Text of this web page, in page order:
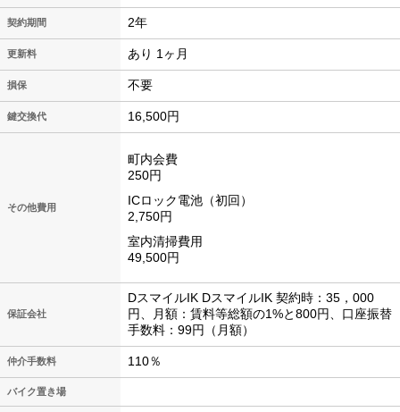
契約期間 2年
更新料 あり 1ヶ月
損保 不要
鍵交換代 16,500円
その他費用
町内会費
250円
ICロック電池（初回）
2,750円
室内清掃費用
49,500円
保証会社
DスマイルIK DスマイルIK 契約時：35，000
円、月額：賃料等総額の1%と800円、口座振替
手数料：99円（月額）
仲介手数料 110％
バイク置き場